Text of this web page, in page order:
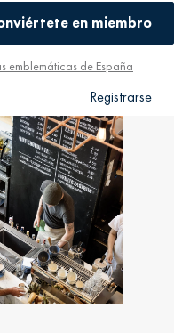
en miembro
Registrarse
emblemáticas de España